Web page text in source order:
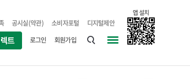
공시실(약관) 소비자포털 디지털제안
앱 설치
로그인
회원가입